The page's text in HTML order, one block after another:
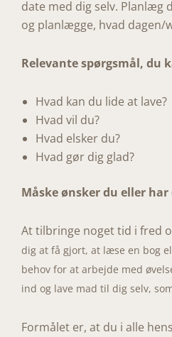
date med dig selv. Planlæg
og planlægge, hvad dagen/
Relevante spørgsmål, du
Hvad kan du lide at lave?
Hvad vil du?
Hvad elsker du?
Hvad gør dig glad?
Måske ønsker du eller
At tilbringe noget tid i fred
dig at få gjort, at læse en bog
behov for at arbejde med
ind og lave mad til dig selv,
Formålet er, at du i alle